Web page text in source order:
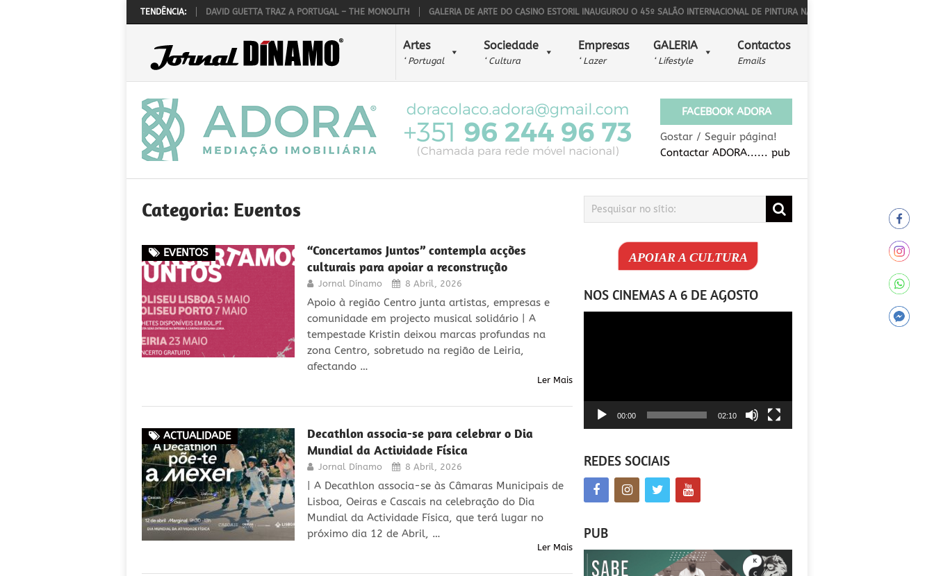
TENDÊNCIA:
LAW REALIZA-SE A 1 DE OUTUBRO DAVID GUETTA TRAZ A PORTUGAL – THE MONOLITH GALERIA DE ARTE DO CASINO ESTORIL INAUGUROU O 45º SALÃO INTERNACIONAL DE PINTURA NAÏF BONS SONS PARA ALÉM DA
Artes
‘ Portugal
Sociedade
‘ Cultura
Empresas
‘ Lazer
GALERIA
‘ Lifestyle
Contactos
Emails
FACEBOOK ADORA
Gostar / Seguir página!
Contactar ADORA...... pub
Categoria: Eventos
EVENTOS
“Concertamos Juntos” contempla acções
culturais para apoiar a reconstrução
Jornal Dínamo 8 Abril, 2026
Apoio à região Centro junta artistas, empresas e
comunidade em projecto musical solidário | A
tempestade Kristin deixou marcas profundas na
zona Centro, sobretudo na região de Leiria,
afectando …
Ler Mais
ACTUALIDADE
Decathlon associa-se para celebrar o Dia
Mundial da Actividade Física
Jornal Dínamo 8 Abril, 2026
| A Decathlon associa-se às Câmaras Municipais de
Lisboa, Oeiras e Cascais na celebração do Dia
Mundial da Actividade Física, que terá lugar no
próximo dia 12 de Abril, …
Ler Mais
APOIAR A CULTURA
NOS CINEMAS A 6 DE AGOSTO
00:00 02:10
REDES SOCIAIS
PUB